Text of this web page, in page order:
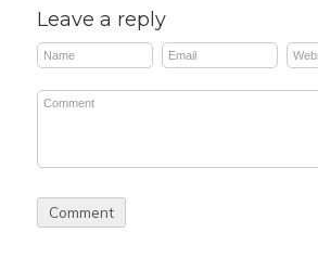
Leave a reply